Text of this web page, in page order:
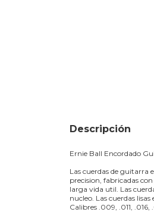
Descripción
Ernie Ball Encordado
Las cuerdas de guitarra
precision, fabricadas
larga vida util. Las
nucleo. Las cuerdas
Calibres .009, .011,